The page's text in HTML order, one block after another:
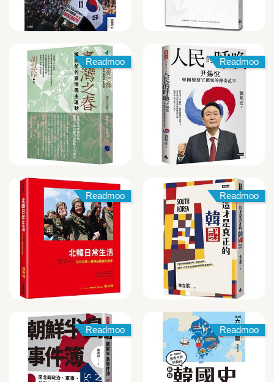
Readmoo Readmoo
Readmoo Readmoo
Readmoo Readmoo